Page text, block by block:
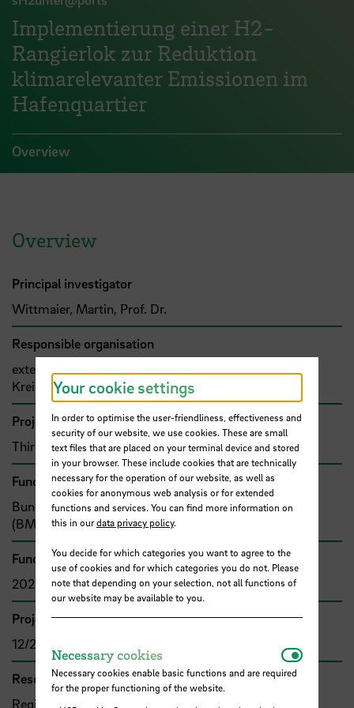
Implementierung einer H2-
Rangierlok zur Reduktion
klimarelevanter Emissionen im
Hafenquartier
Overview
Overview
Principal investigator
Wittmaier, Martin, Prof. Dr.
Responsible organisation
externe Einrichtung, Institut für Energie und
Kreislaufwirtschaft an der Hochschule Bremen GmbH
Project type
Third-party funded project (grant)
Funding organisation
Bund, Bundesminis­terium für Digitales und Verkehr
(BMDV)
Funding amount
202.469,69 €
Project duration
12/2022 - 05/2024
Research and transfer clusters
Region im Wandel
Your cookie settings
In order to optimise the user-friendliness, effectiveness and
security of our website, we use cookies. These are small
text files that are placed on your terminal device and stored
in your browser. These include cookies that are technically
necessary for the operation of our website, as well as
cookies for anonymous web analysis or for extended
functions and services. You can find more information on
this in ourdata privacy policy.
You decide for which categories you want to agree to the
use of cookies and for which categories you do not. Please
note that depending on your selection, not all functions of
our website may be available to you.
Necessary cookies
Necessary cookies enable basic functions and are required
for the proper functioning of the website.